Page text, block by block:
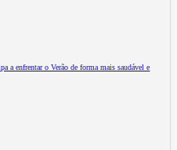
a enfrentar o Verão de forma mais saudável e